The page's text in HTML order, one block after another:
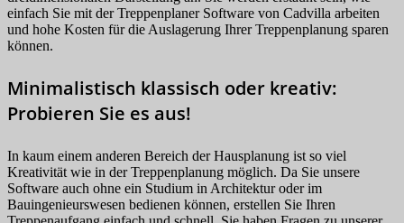
einfach Sie mit der Treppenplaner Software von Cadvilla arbeiten
und hohe Kosten für die Auslagerung Ihrer Treppenplanung sparen
können.
Minimalistisch klassisch oder kreativ:
Probieren Sie es aus!
In kaum einem anderen Bereich der Hausplanung ist so viel
Kreativität wie in der Treppenplanung möglich. Da Sie unsere
Software auch ohne ein Studium in Architektur oder im
Bauingenieurswesen bedienen können, erstellen Sie Ihren